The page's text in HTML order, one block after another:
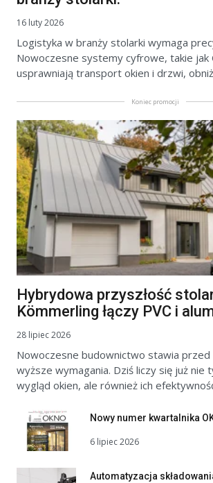
16 luty 2026
Logistyka w branży stolarki wymaga
Nowoczesne systemy cyfrowe, takie jak
usprawniają transport okien i drzwi,
Koniec promocji
Hybrydowa przyszłość
Kömmerling łączy PVC i
28 lipiec 2026
Nowoczesne budownictwo stawia przed
wyższe wymagania. Dziś liczy się już nie
wygląd okien, ale również ich
Nowy numer kwartalnika
6 lipiec 2026
Automatyzacja